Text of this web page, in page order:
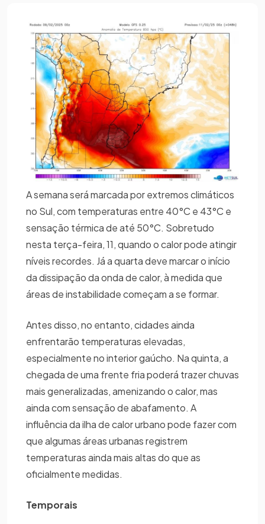
A semana será marcada por extremos climáticos
no Sul, com temperaturas entre 40°C e 43°C e
sensação térmica de até 50°C. Sobretudo
nesta terça-feira, 11, quando o calor pode atingir
níveis recordes. Já a quarta deve marcar o início
da dissipação da onda de calor, à medida que
áreas de instabilidade começam a se formar.
Antes disso, no entanto, cidades ainda
enfrentarão temperaturas elevadas,
especialmente no interior gaúcho. Na quinta, a
chegada de uma frente fria poderá trazer chuvas
mais generalizadas, amenizando o calor, mas
ainda com sensação de abafamento. A
influência da ilha de calor urbano pode fazer com
que algumas áreas urbanas registrem
temperaturas ainda mais altas do que as
oficialmente medidas.
Temporais